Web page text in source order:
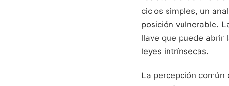
ciclos simples, un
posición vulnerable.
llave que puede abrir
leyes intrínsecas.
La percepción